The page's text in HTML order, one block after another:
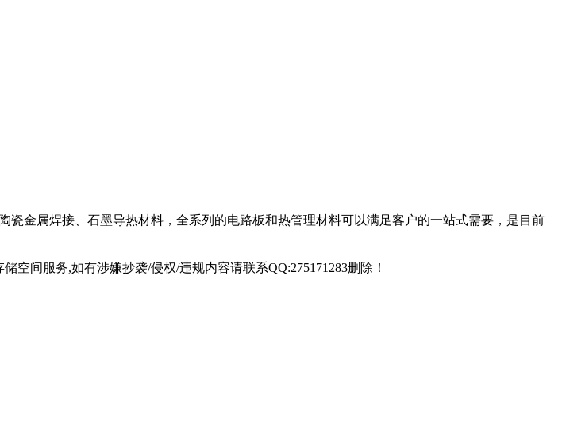
金属焊接、石墨导热材料，全系列的电路板和热管理材料可以满足客户的一站式需要，是目前
空间服务,如有涉嫌抄袭/侵权/违规内容请联系QQ:275171283删除！